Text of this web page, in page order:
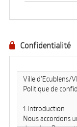
Confidentialité